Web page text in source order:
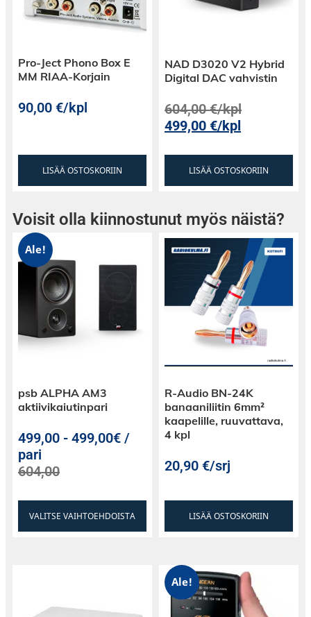
Pro-Ject Phono Box E
MM RIAA-Korjain
90,00€/kpl
LISÄÄ OSTOSKORIIN
NAD D3020 V2 Hybrid
Digital DAC vahvistin
604,00€/kpl
499,00€/kpl
LISÄÄ OSTOSKORIIN
Voisit olla kiinnostunut myös näistä?
Ale!
psb ALPHA AM3
aktiivikaiutinpari
499,00 -499,00€ /
pari
604,00
VALITSE VAIHTOEHDOISTA
R-Audio BN-24K
banaaniliitin 6mm²
kaapelille, ruuvattava,
4 kpl
20,90€/srj
LISÄÄ OSTOSKORIIN
Ale!